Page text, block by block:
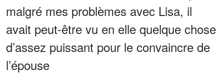
malgré mes problèmes avec Lisa, il
avait peut-être vu en elle quelque chose
d’assez puissant pour le convaincre de
l’épouse